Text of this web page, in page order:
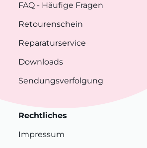
FAQ - Häufige Fragen
Retourenschein
Reparaturservice
Downloads
Sendungsverfolgung
Rechtliches
Impressum